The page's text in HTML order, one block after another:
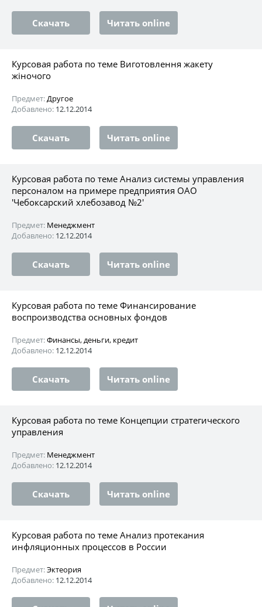
Скачать Читать online
Курсовая работа по теме Виготовлення жакету
жіночого
Предмет:Другое
Добавлено: 12.12.2014
Скачать Читать online
Курсовая работа по теме Анализ системы управления
персоналом на примере предприятия ОАО
'Чебоксарский хлебозавод №2'
Предмет: Менеджмент
Добавлено: 12.12.2014
Скачать Читать online
Курсовая работа по теме Финансирование
воспроизводства основных фондов
Предмет:Финансы, деньги, кредит
Добавлено: 12.12.2014
Скачать Читать online
Курсовая работа по теме Концепции стратегического
управления
Предмет: Менеджмент
Добавлено: 12.12.2014
Скачать Читать online
Курсовая работа по теме Анализ протекания
инфляционных процессов в России
Предмет:Эктеория
Добавлено: 12.12.2014